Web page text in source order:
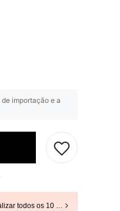
importação e a
Visualizar todos os 10 vendedores